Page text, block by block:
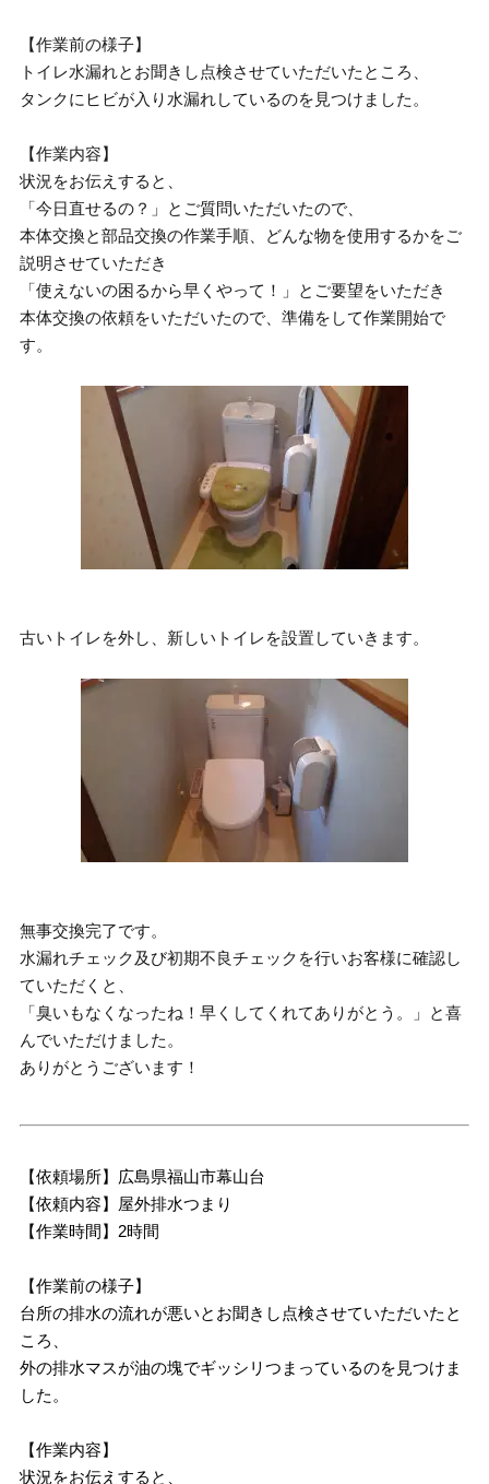
【作業前の様子】
トイレ水漏れとお聞きし点検させていただいたところ、
タンクにヒビが入り水漏れしているのを見つけました。
【作業内容】
状況をお伝えすると、
「今日直せるの？」とご質問いただいたので、
本体交換と部品交換の作業手順、どんな物を使用するかをご
説明させていただき
「使えないの困るから早くやって！」とご要望をいただき
本体交換の依頼をいただいたので、準備をして作業開始で
す。
古いトイレを外し、新しいトイレを設置していきます。
無事交換完了です。
水漏れチェック及び初期不良チェックを行いお客様に確認し
ていただくと、
「臭いもなくなったね！早くしてくれてありがとう。」と喜
んでいただけました。
ありがとうございます！
【依頼場所】広島県福山市幕山台
【依頼内容】屋外排水つまり
【作業時間】2時間
【作業前の様子】
台所の排水の流れが悪いとお聞きし点検させていただいたと
ころ、
外の排水マスが油の塊でギッシリつまっているのを見つけま
した。
【作業内容】
状況をお伝えすると、